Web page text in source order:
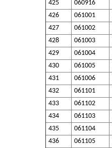
425 060916
426
061001
427
061002
428
061003
429
061004
430
061005
431
061006
432
061101
433
061102
434
061103
435
061104
436
061105